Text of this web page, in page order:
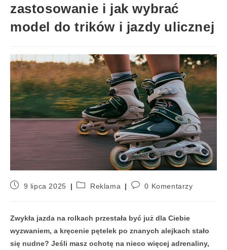
zastosowanie i jak wybrać
model do trików i jazdy ulicznej
9 lipca 2025 Reklama 0 Komentarzy
Zwykła jazda na rolkach przestała być już dla Ciebie
wyzwaniem, a kręcenie pętelek po znanych alejkach stało
się nudne? Jeśli masz ochotę na nieco więcej adrenaliny,